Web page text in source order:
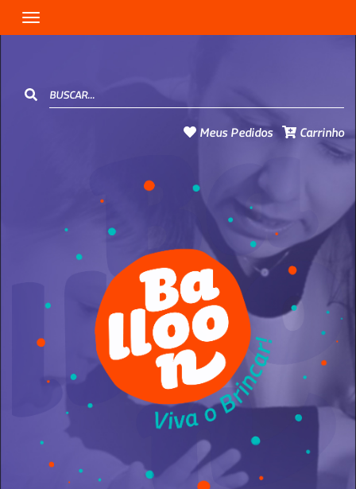
Toggle navigation
Meus Pedidos Carrinho